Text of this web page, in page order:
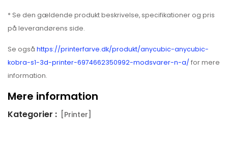
* Se den gældende produkt beskrivelse, specifikationer og pris
på leverandørens side.
Se også https://printerfarve.dk/produkt/anycubic-anycubic-
kobra-s1-3d-printer-6974662350992-modsvarer-n-a/ for mere
information.
Mere information
Kategorier : [Printer]